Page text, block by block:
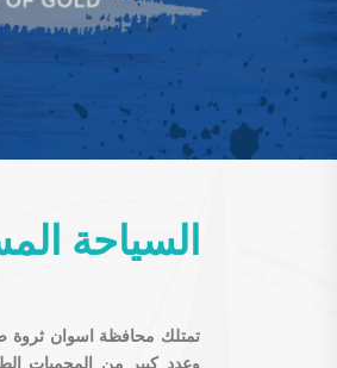
السياحة
تمتلك محافظة اسوان ثروة
وعدد كبير من المحميات